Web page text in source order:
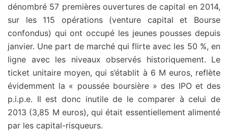
dénombré 57 premières ouvertures de capital en 2014,
sur les 115 opérations (venture capital et Bourse
confondus) qui ont occupé les jeunes pousses depuis
janvier. Une part de marché qui flirte avec les 50 %, en
ligne avec les niveaux observés historiquement. Le
ticket unitaire moyen, qui s’établit à 6 M euros, reflète
évidemment la « poussée boursière » des IPO et des
p.i.p.e. Il est donc inutile de le comparer à celui de
2013 (3,85 M euros), qui était essentiellement alimenté
par les capital-risqueurs.